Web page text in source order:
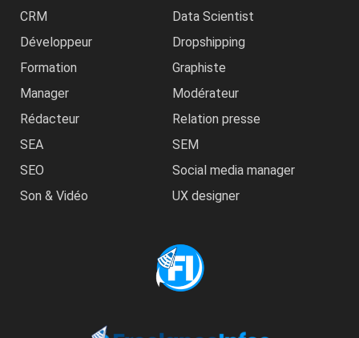
CRM
Data Scientist
Développeur
Dropshipping
Formation
Graphiste
Manager
Modérateur
Rédacteur
Relation presse
SEA
SEM
SEO
Social media manager
Son & Vidéo
UX designer